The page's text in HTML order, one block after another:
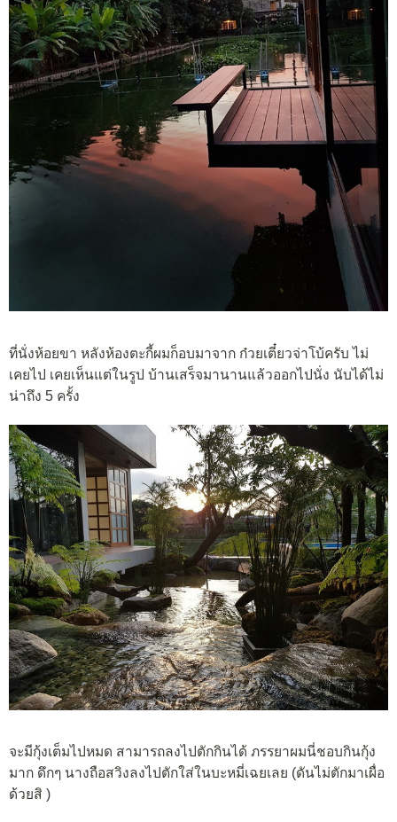
ที่นั่งห้อยขา หลังห้องตะกี้ผมก็อบมาจาก ก๋วยเตี๋ยวจ่าโบ้ครับ ไม่
เคยไป เคยเห็นแต่ในรูป บ้านเสร็จมานานแล้วออกไปนั่ง นับได้ไม่
น่าถึง 5 ครั้ง
จะมีกุ้งเต็มไปหมด สามารถลงไปตักกินได้ ภรรยาผมนี่ชอบกินกุ้ง
มาก ดึกๆ นางถือสวิงลงไปตักใส่ในบะหมี่เฉยเลย (ดันไม่ตักมาเผื่อ
ด้วยสิ )